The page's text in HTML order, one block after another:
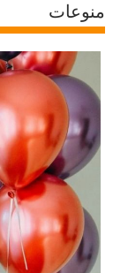
منوعات